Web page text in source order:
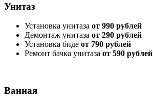
Унитаз
Установка унитаза от 990 рублей
Демонтаж унитаза от 290 рублей
Установка биде от 790 рублей
Ремонт бачка унитаза от 590 рублей
Ванная